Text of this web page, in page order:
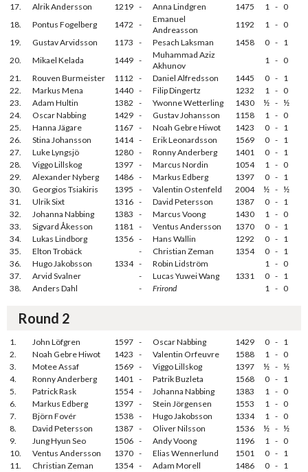
17. Alrik Andersson 1219 - Anna Lindgren 1475 1 - 0
18.
Pontus Fogelberg 1472 -
Emanuel
Andreasson
1192 1 - 0
19.
Gustav Arvidsson 1173 - Pesach Laksman 1458 0 - 1
20.
Mikael Kelada 1449 -
Muhammad Aziz
Akhunov
1 - 0
21.
Rouven Burmeister 1112 - Daniel Alfredsson 1445 0 - 1
22.
Markus Mena 1440 - Filip Dingertz 1232 1 - 0
23.
Adam Hultin 1382 - Ywonne Wetterling 1430 ½ - ½
24.
Oscar Nabbing 1429 - Gustav Johansson 1158 1 - 0
25.
Hanna Jägare 1167 - Noah Gebre Hiwot 1423 0 - 1
26.
Stina Johansson 1414 - Erik Leonardsson 1569 0 - 1
27.
Luke Lyngsjö 1280 - Ronny Anderberg 1401 0 - 1
28.
Viggo Lillskog 1397 - Marcus Nordin 1054 1 - 0
29.
Alexander Nyberg 1486 - Markus Edberg 1397 0 - 1
30.
Georgios Tsiakiris 1395 - Valentin Ostenfeld 2004 ½ - ½
31.
Ulrik Sixt 1316 - David Petersson 1387 0 - 1
32.
Johanna Nabbing 1383 - Marcus Voong 1430 1 - 0
33.
Sigvard Åkesson 1181 - Ventus Andersson 1370 0 - 1
34.
Lukas Lindborg 1356 - Hans Wallin 1292 0 - 1
35.
Elton Trobäck - Christian Zeman 1354 0 - 1
36.
Hugo Jakobsson 1334 - Robin Lidström 1 - 0
37.
Arvid Svalner - Lucas Yuwei Wang 1331 0 - 1
38.
Anders Dahl - Frirond 1 - 0
Round 2
1. John Löfgren 1597 - Oscar Nabbing 1429 0 - 1
2.
Noah Gebre Hiwot 1423 - Valentin Orfeuvre 1588 1 - 0
3.
Motee Assaf 1569 - Viggo Lillskog 1397 ½ - ½
4.
Ronny Anderberg 1401 - Patrik Buzleta 1568 0 - 1
5.
Patrick Rask 1554 - Johanna Nabbing 1383 1 - 0
6.
Markus Edberg 1397 - Stein Jörgensen 1553 1 - 0
7.
Björn Fovér 1538 - Hugo Jakobsson 1334 1 - 0
8.
David Petersson 1387 - Oliver Nilsson 1536 ½ - ½
9.
Jung Hyun Seo 1506 - Andy Voong 1196 1 - 0
10.
Ventus Andersson 1370 - Elias Wennerlund 1501 0 - 1
11.
Christian Zeman 1354 - Adam Morell 1486 0 - 1